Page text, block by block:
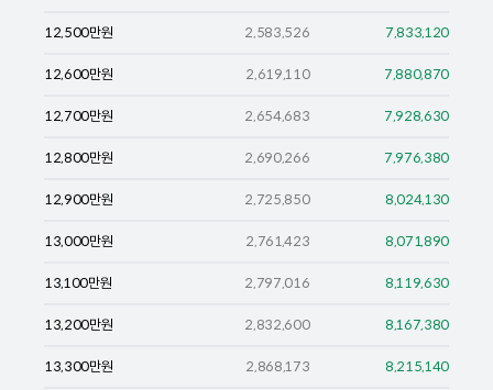
12,500만원 2,583,526 7,833,120
12,600만원 2,619,110 7,880,870
12,700만원 2,654,683 7,928,630
12,800만원 2,690,266 7,976,380
12,900만원 2,725,850 8,024,130
13,000만원 2,761,423 8,071,890
13,100만원 2,797,016 8,119,630
13,200만원 2,832,600 8,167,380
13,300만원 2,868,173 8,215,140